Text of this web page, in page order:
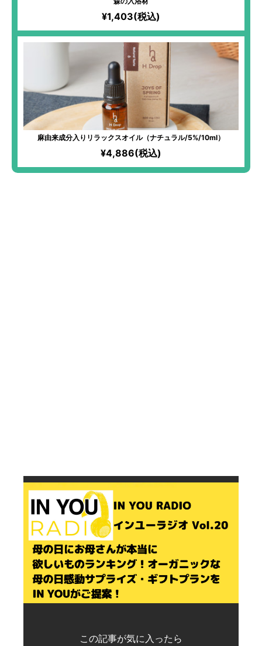
¥1,403(税込)
麻由来成分入りリラックスオイル（ナチュラル/5%/10ml）
¥4,886(税込)
この記事が気に入ったら